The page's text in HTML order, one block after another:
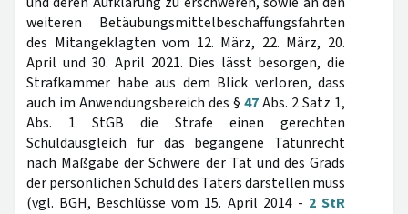
weiteren Betäubungsmittelbeschaffungsfahrten
des Mitangeklagten vom 12. März, 22. März, 20.
April und 30. April 2021. Dies lässt besorgen, die
Strafkammer habe aus dem Blick verloren, dass
auch im Anwendungsbereich des § 47Abs. 2 Satz 1,
Abs. 1 StGB die Strafe einen gerechten
Schuldausgleich für das begangene Tatunrecht
nach Maßgabe der Schwere der Tat und des Grads
der persönlichen Schuld des Täters darstellen muss
(vgl. BGH, Beschlüsse vom 15. April 2014 - 2 StR